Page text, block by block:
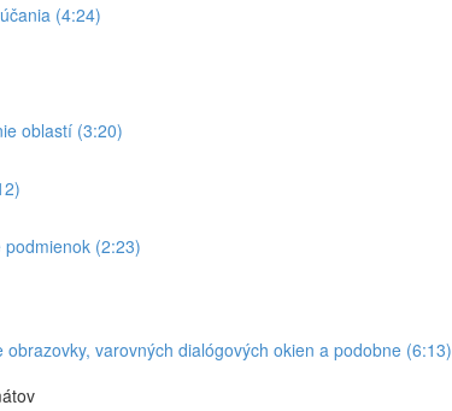
(4:24)
oblastí (3:20)
(2:23)
varovných dialógových okien a podobne (6:13)